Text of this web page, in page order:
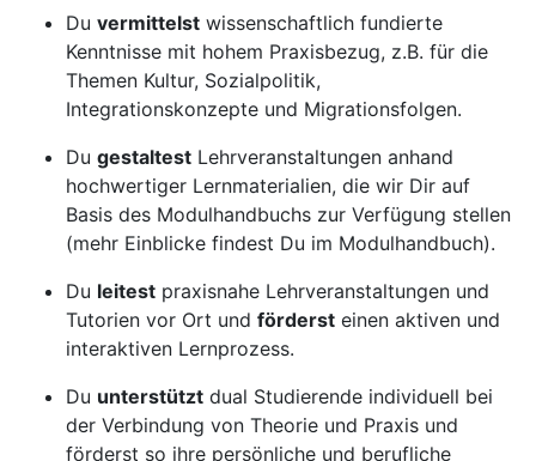
Du vermittelst wissenschaftlich fundierte
Kenntnisse mit hohem Praxisbezug, z.B. für die
Themen Kultur, Sozialpolitik,
Integrationskonzepte und Migrationsfolgen.
Du gestaltest Lehrveranstaltungen anhand
hochwertiger Lernmaterialien, die wir Dir auf
Basis des Modulhandbuchs zur Verfügung stellen
(mehr Einblicke findest Du im Modulhandbuch).
Du leitest praxisnahe Lehrveranstaltungen und
Tutorien vor Ort und förderst einen aktiven und
interaktiven Lernprozess.
Du unterstützt dual Studierende individuell bei
der Verbindung von Theorie und Praxis und
förderst so ihre persönliche und berufliche